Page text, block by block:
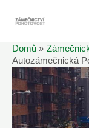
Domů
Autozámečnická